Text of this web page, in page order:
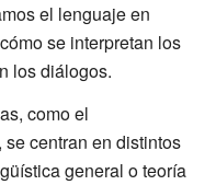
el lenguaje en
se interpretan los
los diálogos.
como el
centran en distintos
general o teoría